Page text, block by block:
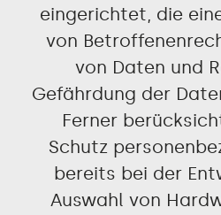
eingerichtet, die
von
von Daten und
Gefährdung der
Ferner
Schutz
bereits bei der
Auswahl von